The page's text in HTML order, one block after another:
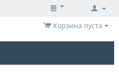
Корзина пуста